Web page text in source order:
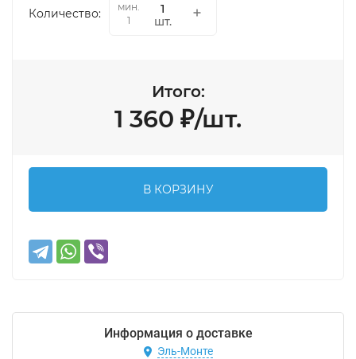
Количество:
мин.
1
шт.
Итого:
1 360 ₽/шт.
В КОРЗИНУ
Информация о доставке
Эль-Монте